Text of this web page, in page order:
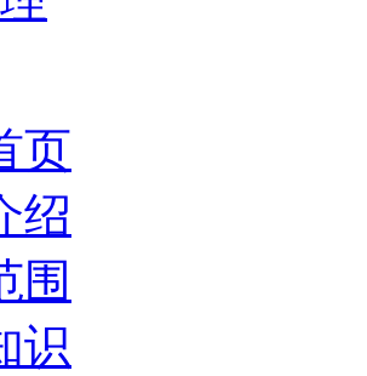
页
绍
围
识